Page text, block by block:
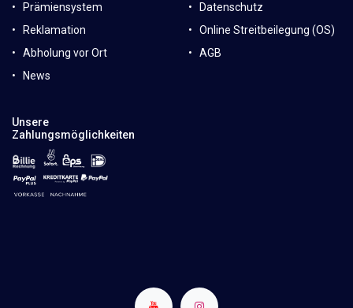
Prämiensystem
Reklamation
Abholung vor Ort
News
Datenschutz
Online Streitbeilegung (OS)
AGB
Unsere
Zahlungsmöglichkeiten